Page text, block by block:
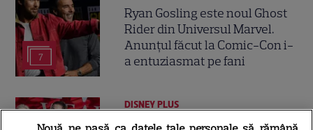
7
Ryan Gosling este noul Ghost
Rider din Universul Marvel.
Anunțul făcut la Comic-Con i-
a entuziasmat pe fani
DISNEY PLUS